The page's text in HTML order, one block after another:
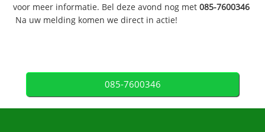
voor meer informatie. Bel deze avond nog met085-7600346
Na uw melding komen we direct in actie!
085-7600346